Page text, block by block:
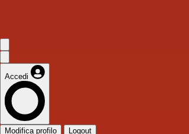
Accedi
Modifica profilo Logout